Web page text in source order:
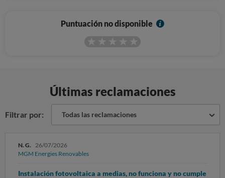
Puntuación no disponible
I
Últimas reclamaciones
Filtrar por: Todas las reclamaciones
N. G. 26/07/2026
MGM Energies Renovables
Instalación fotovoltaica a medias, no funciona y no cumple